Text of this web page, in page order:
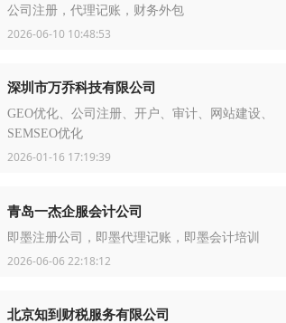
公司注册，代理记账，财务外包
2026-06-10 10:48:53
深圳市万乔科技有限公司
GEO优化、公司注册、开户、审计、网站建设、
SEMSEO优化
2026-01-16 17:19:39
青岛一杰企服会计公司
即墨注册公司，即墨代理记账，即墨会计培训
2026-06-06 22:18:12
北京知到财税服务有限公司